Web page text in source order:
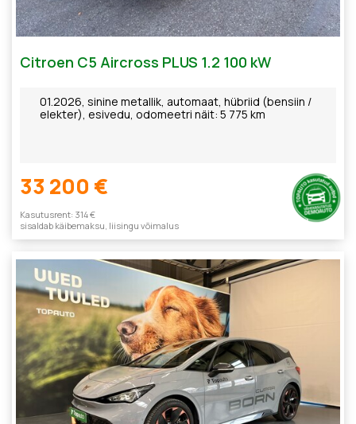
Citroen C5 Aircross PLUS 1.2 100 kW
01.2026, sinine metallik, automaat, hübriid (bensiin /
elekter), esivedu, odomeetri näit: 5 775 km
33 200 €
Kasutusrent: 314 €
sisaldab käibemaksu, liisingu võimalus